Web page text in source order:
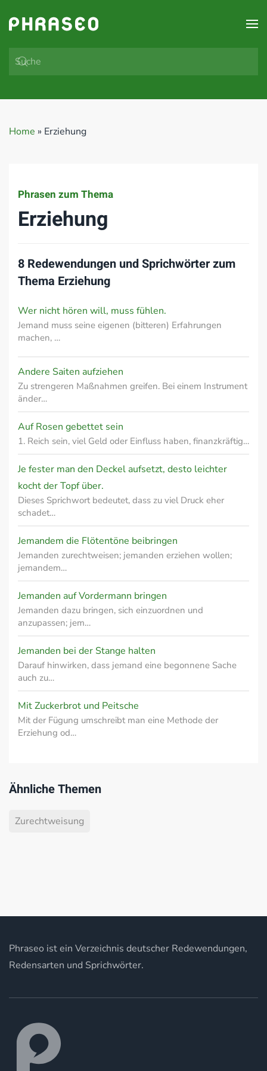
Zum Hauptinhalt springen
Home » Erziehung
Phrasen zum Thema
Erziehung
8 Redewendungen und Sprichwörter zum
Thema Erziehung
Wer nicht hören will, muss fühlen.
Jemand muss seine eigenen (bitteren) Erfahrungen
machen, …
Andere Saiten aufziehen
Zu strengeren Maßnahmen greifen. Bei einem Instrument
änder…
Auf Rosen gebettet sein
1. Reich sein, viel Geld oder Einfluss haben, finanzkräftig…
Je fester man den Deckel aufsetzt, desto leichter
kocht der Topf über.
Dieses Sprichwort bedeutet, dass zu viel Druck eher
schadet…
Jemandem die Flötentöne beibringen
Jemanden zurechtweisen; jemanden erziehen wollen;
jemandem…
Jemanden auf Vordermann bringen
Jemanden dazu bringen, sich einzuordnen und
anzupassen; jem…
Jemanden bei der Stange halten
Darauf hinwirken, dass jemand eine begonnene Sache
auch zu…
Mit Zuckerbrot und Peitsche
Mit der Fügung umschreibt man eine Methode der
Erziehung od…
Ähnliche Themen
Zurechtweisung
Phraseo ist ein Verzeichnis deutscher Redewendungen,
Redensarten und Sprichwörter.